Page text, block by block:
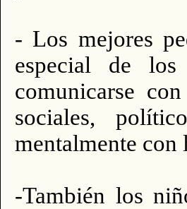
- Los mejores
especial de
comunicarse
sociales,
mentalmente
-También los